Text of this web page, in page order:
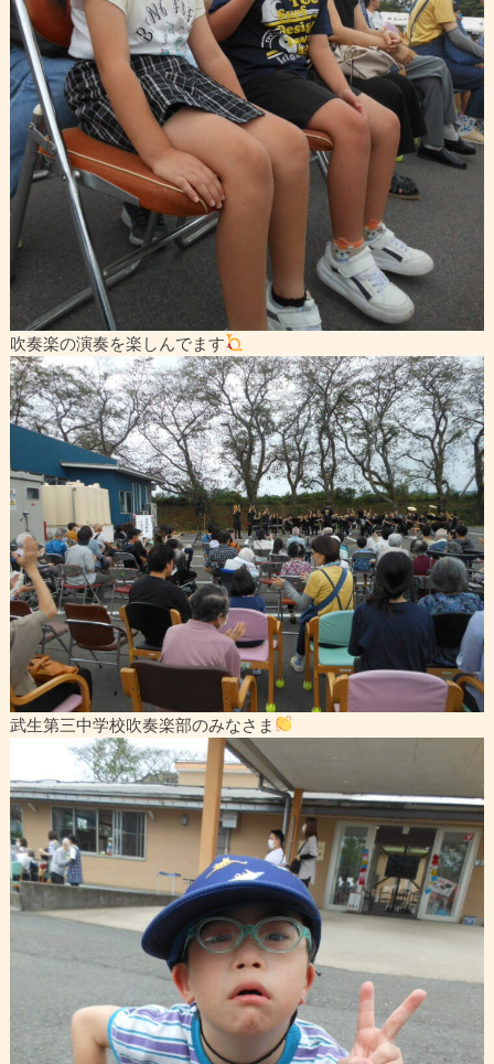
吹奏楽の演奏を楽しんでます
武生第三中学校吹奏楽部のみなさま